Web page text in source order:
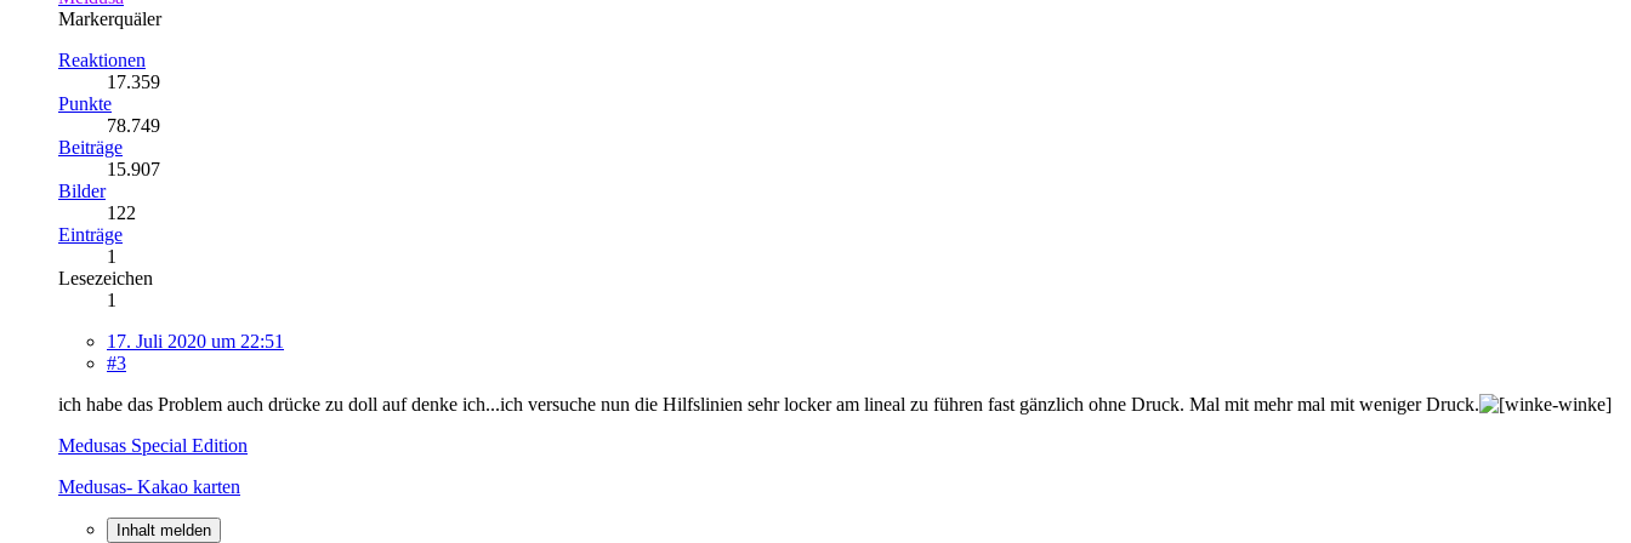
Markerquäler
Reaktionen
17.359
Punkte
78.749
Beiträge
15.907
Bilder
122
Einträge
1
Lesezeichen
1
17. Juli 2020 um 22:51
#3
ich habe das Problem auch drücke zu doll auf denke ich...ich versuche nun die Hilfslinien sehr locker am lineal zu führen fast gänzlich ohne Druck. Mal mit mehr mal mit weniger Druck.
Medusas Special Edition
Medusas- Kakao karten
Inhalt melden